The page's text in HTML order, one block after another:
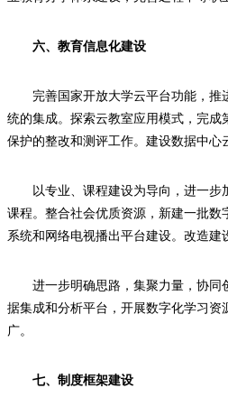
六、教育信息化建设
完善国家开放大学云平台功能，
统的集成。探索云教室应用模式，完
保护的整改和测评工作。建设数据中
以专业、课程建设为导向，进一
课程。整合社会优质资源，新建一批
系统和网络电视播出平台建设。改造
进一步明确思路，集聚力量，协同
据集成和分析平台，开展数字化学习
广。
七、制度框架建设